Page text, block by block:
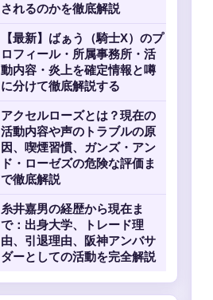
されるのかを徹底解説
【最新】ばぁう（騎士X）のプ
ロフィール・所属事務所・活
動内容・炎上を確定情報と噂
に分けて徹底解説する
アクセルローズとは？現在の
活動内容や声のトラブルの原
因、喫煙習慣、ガンズ・アン
ド・ローゼズの危険な評価ま
で徹底解説
糸井嘉男の経歴から現在ま
で：出身大学、トレード理
由、引退理由、阪神アンバサ
ダーとしての活動を完全解説